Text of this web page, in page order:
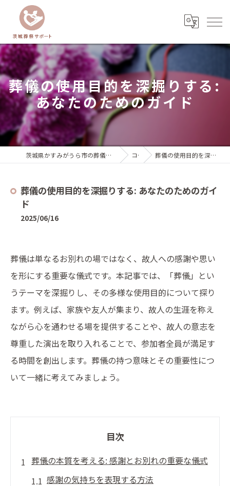
葬儀の使用目的を深掘りする:
あなたのためのガイド
茨城県かすみがうら市の葬儀なら茨城葬祭サポート『いばサポのお葬式』 コラム 葬儀の使用目的を深掘りする: あなたのためのガイド
葬儀の使用目的を深掘りする: あなたのためのガイ
ド
2025/06/16
葬儀は単なるお別れの場ではなく、故人への感謝や思い
を形にする重要な儀式です。本記事では、「葬儀」とい
うテーマを深掘りし、その多様な使用目的について探り
ます。例えば、家族や友人が集まり、故人の生涯を称え
ながら心を通わせる場を提供することや、故人の意志を
尊重した演出を取り入れることで、参加者全員が満足す
る時間を創出します。葬儀の持つ意味とその重要性につ
いて一緒に考えてみましょう。
目次
葬儀の本質を考える: 感謝とお別れの重要な儀式
感謝の気持ちを表現する方法